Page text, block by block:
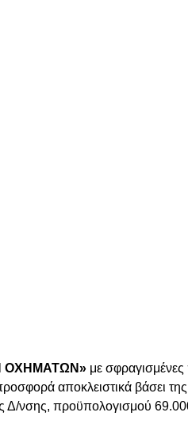
ΟΧΗΜΑΤΩΝ» με
αποκλειστικά βάσει
Δ/νσης, προϋπολογισμού